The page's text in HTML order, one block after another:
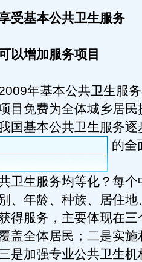
基本公共卫生服务
增加服务项目
年基本公共卫生服务
目免费为全体城乡居民
国基本公共卫生服务逐
的全
生服务均等化？每个
、年龄、种族、居住
得服务，主要体现在三
盖全体居民；二是实施
是加强专业公共卫生机